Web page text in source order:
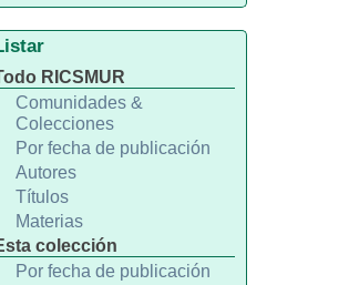
RICSMUR
Comunidades &
Colecciones
Por fecha de publicación
Autores
Títulos
Materias
colección
Por fecha de publicación